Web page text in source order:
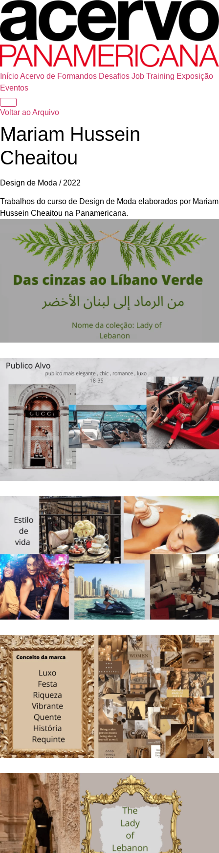
InícioAcervo de Formandos Desafios Job Training Exposição
Eventos
Voltar ao Arquivo
Mariam Hussein
Cheaitou
Design de Moda / 2022
Trabalhos do curso de Design de Moda elaborados por Mariam
Hussein Cheaitou na Panamericana.